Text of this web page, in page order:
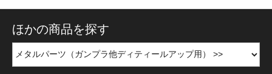
ほかの商品を探す